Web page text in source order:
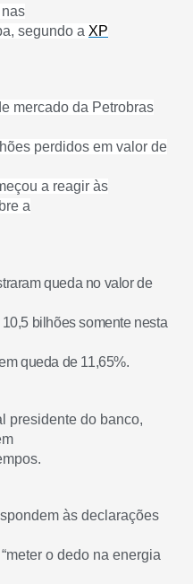
segundo a XP
mercado da Petrobras
perdidos em valor de
a reagir às
a
queda no valor de
bilhões somente nesta
queda de 11,65%.
presidente do banco,
às declarações
o dedo na energia